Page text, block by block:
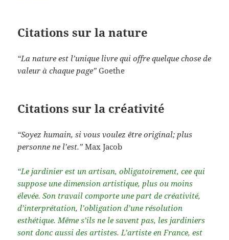
Citations sur la nature
“La nature est l’unique livre qui offre quelque chose de
valeur à chaque page” Goethe
Citations sur la créativité
“Soyez humain, si vous voulez être original; plus
personne ne l’est.” Max Jacob
“Le jardinier est un artisan, obligatoirement, cee qui
suppose une dimension artistique, plus ou moins
élevée. Son travail comporte une part de créativité,
d’interprétation, l’obligation d’une résolution
esthétique. Même s’ils ne le savent pas, les jardiniers
sont donc aussi des artistes. L’artiste en France, est